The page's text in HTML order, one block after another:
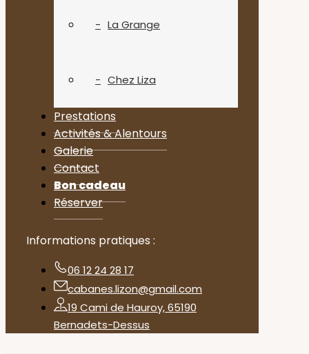
La Grange
Chez Liza
Prestations
Activités & Alentours
Galerie
Contact
Bon cadeau
Réserver
Informations pratiques :
06 12 24 28 17
cabanes.lizon@gmail.com
19 Cami de Hauroy, 65190
Bernadets-Dessus